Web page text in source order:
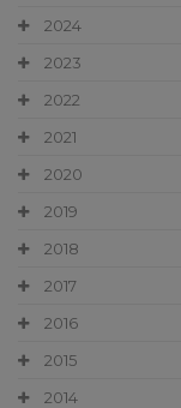
2024
2023
2022
2021
2020
2019
2018
2017
2016
2015
2014